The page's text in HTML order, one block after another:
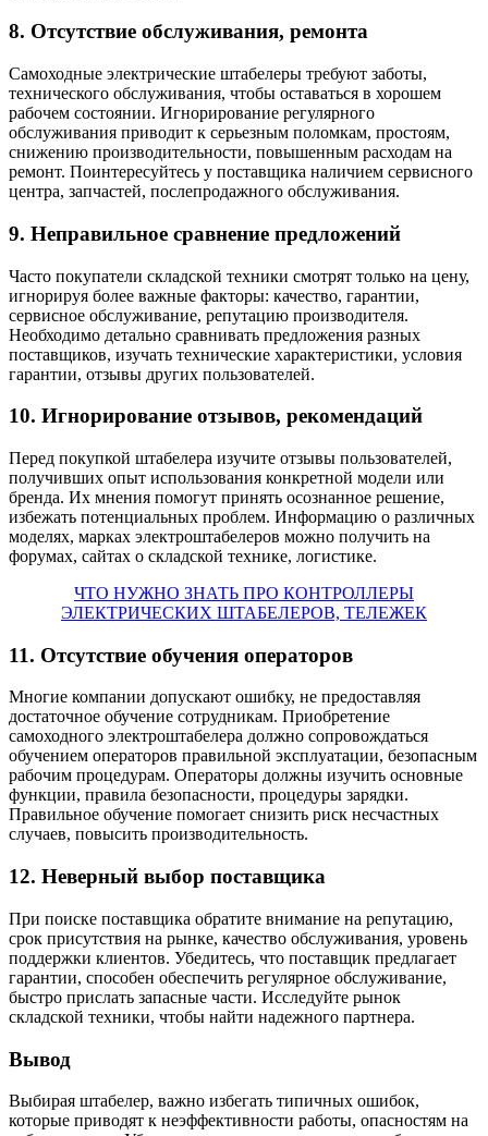
8. Отсутствие обслуживания, ремонта
Самоходные электрические штабелеры требуют заботы,
технического обслуживания, чтобы оставаться в хорошем
рабочем состоянии. Игнорирование регулярного
обслуживания приводит к серьезным поломкам, простоям,
снижению производительности, повышенным расходам на
ремонт. Поинтересуйтесь у поставщика наличием сервисного
центра, запчастей, послепродажного обслуживания.
9. Неправильное сравнение предложений
Часто покупатели складской техники смотрят только на цену,
игнорируя более важные факторы: качество, гарантии,
сервисное обслуживание, репутацию производителя.
Необходимо детально сравнивать предложения разных
поставщиков, изучать технические характеристики, условия
гарантии, отзывы других пользователей.
10. Игнорирование отзывов, рекомендаций
Перед покупкой штабелера изучите отзывы пользователей,
получивших опыт использования конкретной модели или
бренда. Их мнения помогут принять осознанное решение,
избежать потенциальных проблем. Информацию о различных
моделях, марках электроштабелеров можно получить на
форумах, сайтах о складской технике, логистике.
ЧТО НУЖНО ЗНАТЬ ПРО КОНТРОЛЛЕРЫ
ЭЛЕКТРИЧЕСКИХ ШТАБЕЛЕРОВ, ТЕЛЕЖЕК
11. Отсутствие обучения операторов
Многие компании допускают ошибку, не предоставляя
достаточное обучение сотрудникам. Приобретение
самоходного электроштабелера должно сопровождаться
обучением операторов правильной эксплуатации, безопасным
рабочим процедурам. Операторы должны изучить основные
функции, правила безопасности, процедуры зарядки.
Правильное обучение помогает снизить риск несчастных
случаев, повысить производительность.
12. Неверный выбор поставщика
При поиске поставщика обратите внимание на репутацию,
срок присутствия на рынке, качество обслуживания, уровень
поддержки клиентов. Убедитесь, что поставщик предлагает
гарантии, способен обеспечить регулярное обслуживание,
быстро прислать запасные части. Исследуйте рынок
складской техники, чтобы найти надежного партнера.
Вывод
Выбирая штабелер, важно избегать типичных ошибок,
которые приводят к неэффективности работы, опасностям на